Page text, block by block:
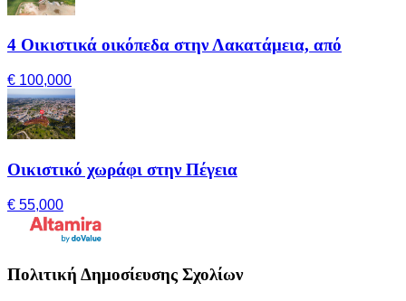
4 Οικιστικά οικόπεδα στην Λακατάμεια, από
€ 100,000
Οικιστικό χωράφι στην Πέγεια
€ 55,000
Πολιτική Δημοσίευσης Σχολίων